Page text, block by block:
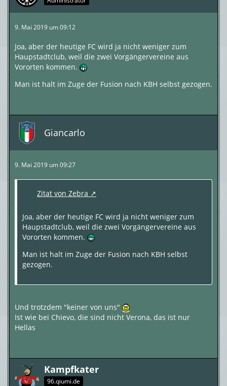
9. Mai 2019 um 09:12
Joa, aber der heutige FC wird ja nicht weniger zum
Haupstadtclub, weil die zwei Vorgängervereine aus
Vororten kommen.
Man ist halt im Zuge der Fusion nach KBH selbst gezogen.
Giancarlo
9. Mai 2019 um 09:27
Zitat von Zebra
Joa, aber der heutige FC wird ja nicht weniger zum
Haupstadtclub, weil die zwei Vorgängervereine aus
Vororten kommen.
Man ist halt im Zuge der Fusion nach KBH selbst
gezogen.
Und trotzdem "keiner von uns"
Ist wie bei Chievo, die sind nicht Verona, das ist nur
Hellas
Kampfkater
96.qiumi.de